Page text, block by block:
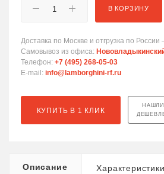
В КОРЗИНУ
Доставка по Москве и отгрузка по
Самовывоз из офиса:
Телефон: +7 (495) 268-05-03
E-mail: info@lamborghini-rf.ru
КУПИТЬ В 1 КЛИК
НАШЛИ
Описание Характеристики